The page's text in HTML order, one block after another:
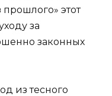
этот
за
законных
из тесного